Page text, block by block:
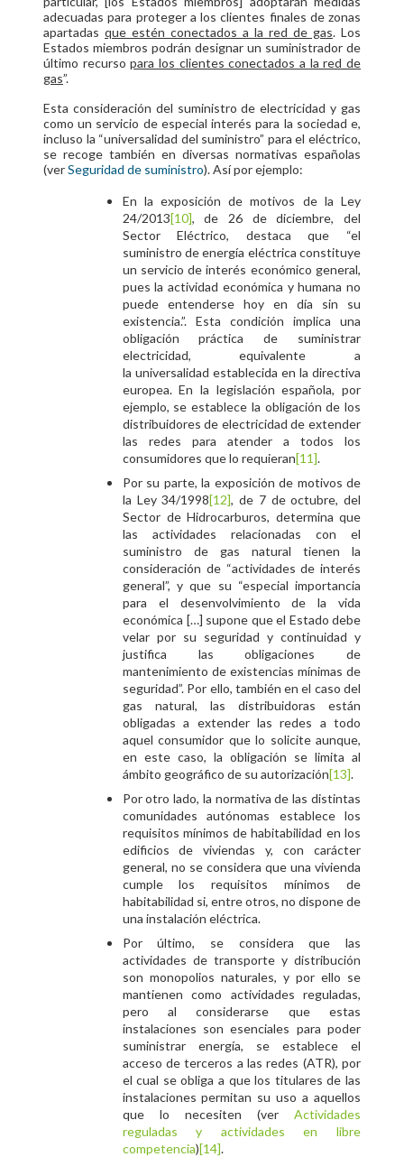
adecuadas para proteger a los clientes finales de zonas
apartadas que estén conectados a la red de gas. Los
Estados miembros podrán designar un suministrador de
último recursopara los clientes conectados a la red de
gas”.
Esta consideración del suministro de electricidad y gas
como un servicio de especial interés para la sociedad e,
incluso la “universalidad del suministro” para el eléctrico,
se recoge también en diversas normativas españolas
(verSeguridad de suministro). Así por ejemplo:
En la exposición de motivos de la Ley
24/2013[10], de 26 de diciembre, del
Sector Eléctrico, destaca que “el
suministro de energía eléctrica constituye
un servicio de interés económico general,
pues la actividad económica y humana no
puede entenderse hoy en día sin su
existencia.”. Esta condición implica una
obligación práctica de suministrar
electricidad, equivalente a
la universalidad establecida en la directiva
europea. En la legislación española, por
ejemplo, se establece la obligación de los
distribuidores de electricidad de extender
las redes para atender a todos los
consumidores que lo requieran[11].
Por su parte, la exposición de motivos de
la Ley 34/1998[12], de 7 de octubre, del
Sector de Hidrocarburos, determina que
las actividades relacionadas con el
suministro de gas natural tienen la
consideración de “actividades de interés
general”, y que su “especial importancia
para el desenvolvimiento de la vida
económica […] supone que el Estado debe
velar por su seguridad y continuidad y
justifica las obligaciones de
mantenimiento de existencias mínimas de
seguridad”. Por ello, también en el caso del
gas natural, las distribuidoras están
obligadas a extender las redes a todo
aquel consumidor que lo solicite aunque,
en este caso, la obligación se limita al
ámbito geográfico de su autorización[13].
Por otro lado, la normativa de las distintas
comunidades autónomas establece los
requisitos mínimos de habitabilidad en los
edificios de viviendas y, con carácter
general, no se considera que una vivienda
cumple los requisitos mínimos de
habitabilidad si, entre otros, no dispone de
una instalación eléctrica.
Por último, se considera que las
actividades de transporte y distribución
son monopolios naturales, y por ello se
mantienen como actividades reguladas,
pero al considerarse que estas
instalaciones son esenciales para poder
suministrar energía, se establece el
acceso de terceros a las redes (ATR), por
el cual se obliga a que los titulares de las
instalaciones permitan su uso a aquellos
que lo necesiten (ver Actividades
reguladas y actividades en libre
competencia)[14].